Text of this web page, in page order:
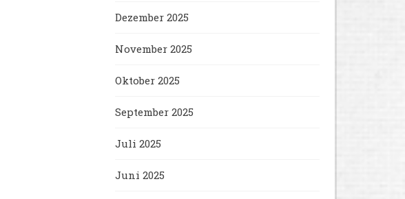
Dezember 2025
November 2025
Oktober 2025
September 2025
Juli 2025
Juni 2025